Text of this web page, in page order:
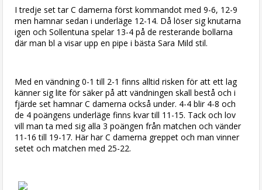
I tredje set tar C damerna först kommandot med 9-6, 12-9
men hamnar sedan i underläge 12-14. Då löser sig knutarna
igen och Sollentuna spelar 13-4 på de resterande bollarna
där man bl a visar upp en pipe i bästa Sara Mild stil.
Med en vändning 0-1 till 2-1 finns alltid risken för att ett lag
känner sig lite för säker på att vändningen skall bestå och i
fjärde set hamnar C damerna också under. 4-4 blir 4-8 och
de 4 poängens underläge finns kvar till 11-15. Tack och lov
vill man ta med sig alla 3 poängen från matchen och vänder
11-16 till 19-17. Här har C damerna greppet och man vinner
setet och matchen med 25-22.